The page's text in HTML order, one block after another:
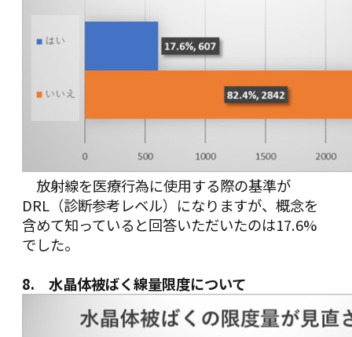
放射線を医療行為に使用する際の基準が
DRL（診断参考レベル）になりますが、概念を
含めて知っていると回答いただいたのは17.6%
でした。
8. 水晶体被ばく線量限度について